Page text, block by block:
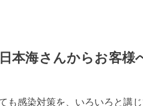
本海さんからお客様
も感染対策を、いろいろと講